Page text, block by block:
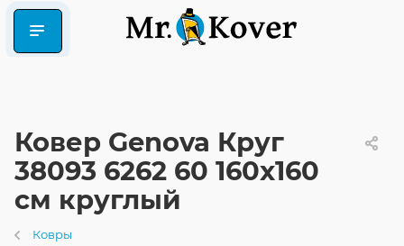
Ковер Genova Круг
38093 6262 60 160x160
см круглый
Ковры